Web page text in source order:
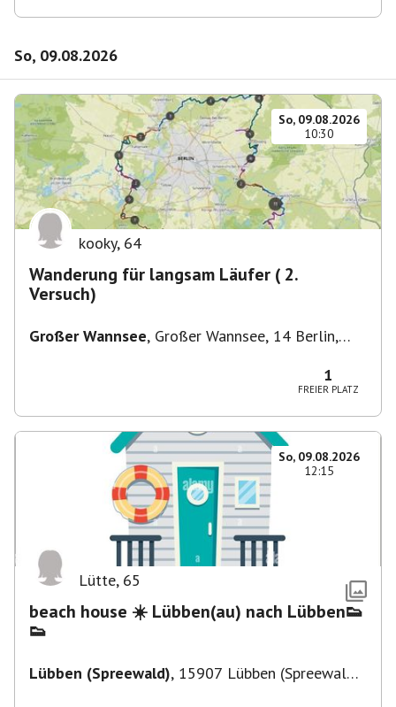
So, 09.08.2026
So, 09.08.2026
10:30
kooky, 64
Wanderung für langsam Läufer ( 2.
Versuch)
Großer Wannsee, Großer Wannsee, 14 Berlin,
1
FREIER PLATZ
So, 09.08.2026
12:15
Lütte, 65
beach house ☀️ Lübben(au) nach Lübben👟
👟
Lübben (Spreewald), 15907 Lübben (Spreewald),